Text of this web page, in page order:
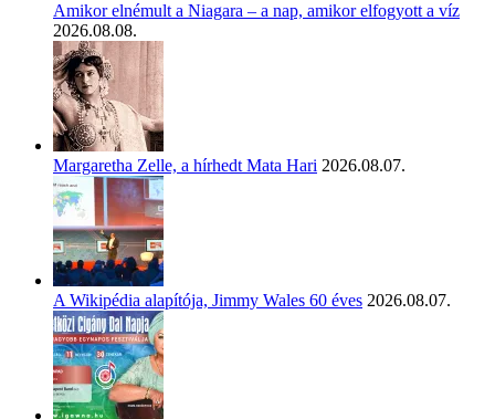
Amikor elnémult a Niagara – a nap, amikor elfogyott a víz
2026.08.08.
Margaretha Zelle, a hírhedt Mata Hari 2026.08.07.
A Wikipédia alapítója, Jimmy Wales 60 éves 2026.08.07.